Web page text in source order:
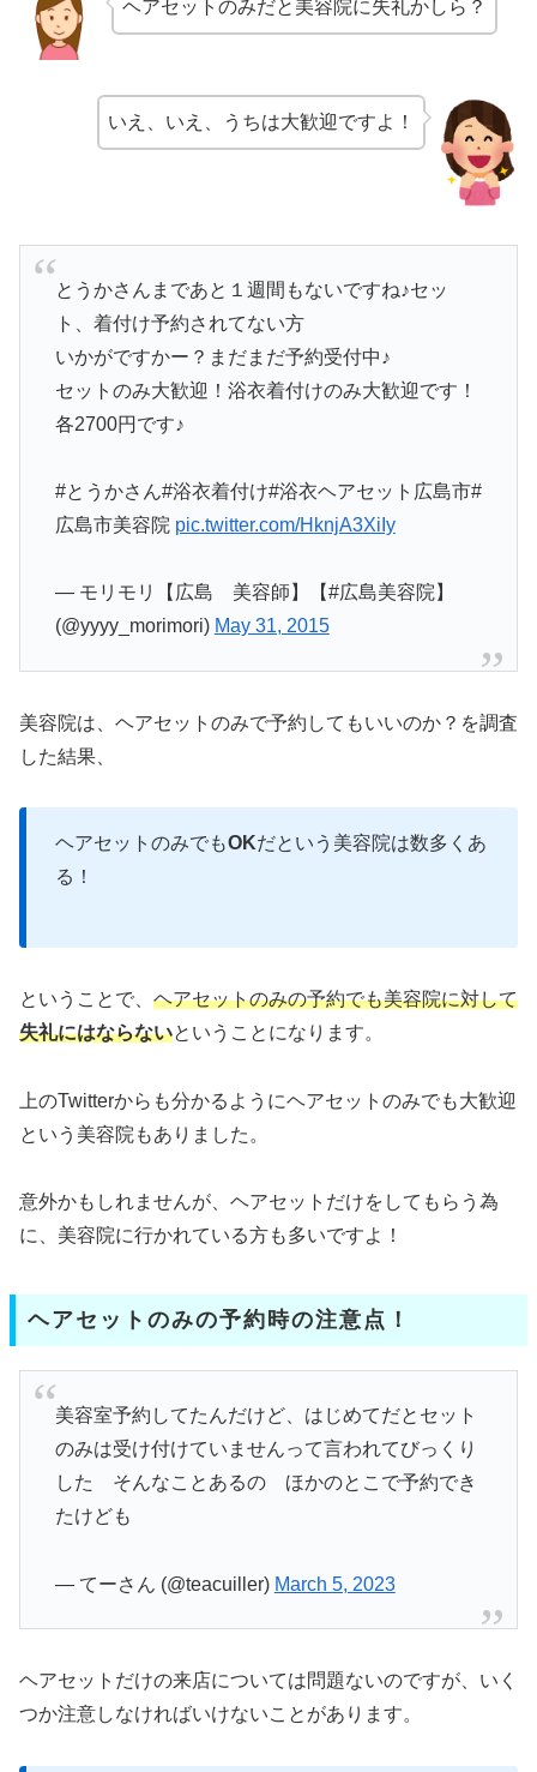
ヘアセットのみだと美容院に失礼かしら？
いえ、いえ、うちは大歓迎ですよ！
とうかさんまであと１週間もないですね♪セッ
ト、着付け予約されてない方
いかがですかー？まだまだ予約受付中♪
セットのみ大歓迎！浴衣着付けのみ大歓迎です！
各2700円です♪
#とうかさん#浴衣着付け#浴衣ヘアセット広島市#
広島市美容院 pic.twitter.com/HknjA3XiIy
— モリモリ【広島 美容師】【#広島美容院】
(@yyyy_morimori) May 31, 2015
美容院は、ヘアセットのみで予約してもいいのか？を調査
した結果、
ヘアセットのみでもOKだという美容院は数多くあ
る！
ということで、 ヘアセットのみの予約でも美容院に対して
失礼にはならないということになります。
上のTwitterからも分かるようにヘアセットのみでも大歓迎
という美容院もありました。
意外かもしれませんが、ヘアセットだけをしてもらう為
に、美容院に行かれている方も多いですよ！
ヘアセットのみの予約時の注意点！
美容室予約してたんだけど、はじめてだとセット
のみは受け付けていませんって言われてびっくり
した そんなことあるの ほかのとこで予約でき
たけども
— てーさん (@teacuiller) March 5, 2023
ヘアセットだけの来店については問題ないのですが、いく
つか注意しなければいけないことがあります。